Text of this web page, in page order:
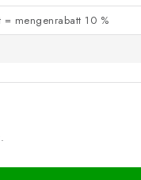
mengenrabatt 10 %